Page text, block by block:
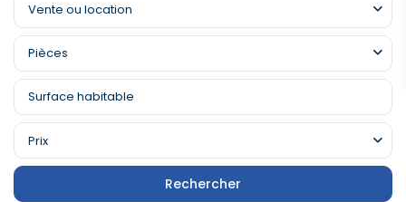
Vente ou location
Pièces
Prix